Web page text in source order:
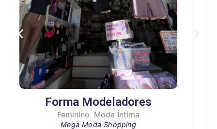
Vanuza Andrade
Feminino
Mega Moda Shopping